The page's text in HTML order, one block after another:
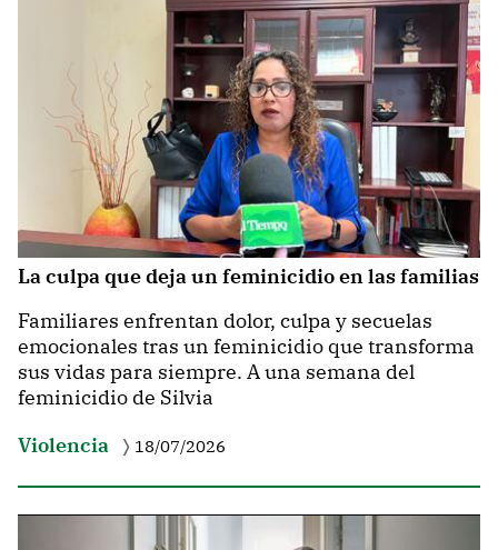
La culpa que deja un feminicidio en las familias
Familiares enfrentan dolor, culpa y secuelas
emocionales tras un feminicidio que transforma
sus vidas para siempre. A una semana del
feminicidio de Silvia
Violencia
18/07/2026